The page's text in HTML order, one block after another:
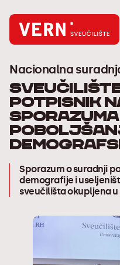
Nacionalna
Sveučilište
potpisnik
Sporazum o suradnji
demografije i
sveučilišta okupljena